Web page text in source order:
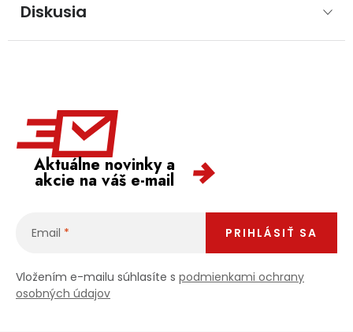
Diskusia
Aktuálne novinky a
akcie na váš e-mail
Email
Vložením e-mailu súhlasíte s podmienkami ochrany
osobných údajov
PRIHLÁSIŤ SA